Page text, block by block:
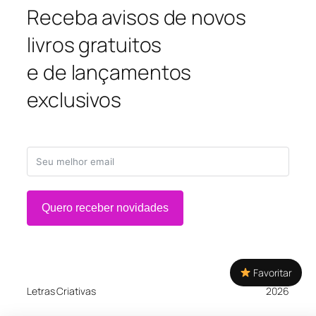
Receba avisos de novos
livros gratuitos
e de lançamentos
exclusivos
Quero receber novidades
Letras Criativas 2026
Favoritar